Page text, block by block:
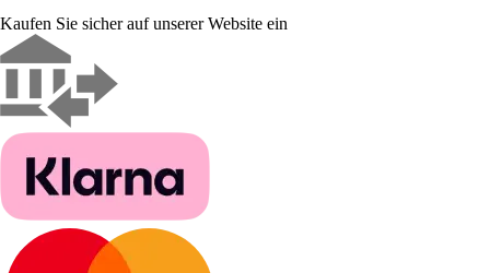
Kaufen Sie sicher auf unserer Website ein